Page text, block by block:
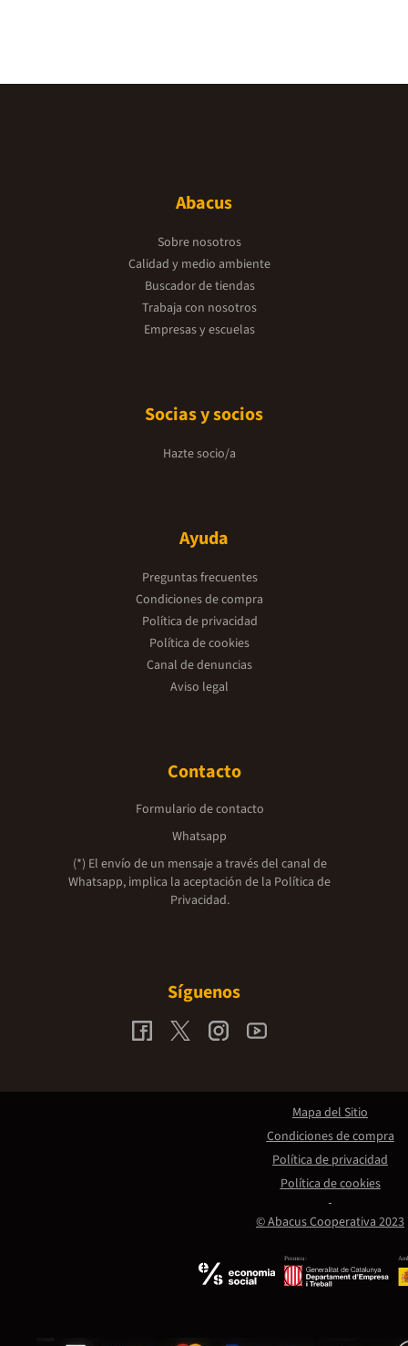
Abacus
Sobre nosotros
Calidad y medio ambiente
Buscador de tiendas
Trabaja con nosotros
Empresas y escuelas
Socias y socios
Hazte socio/a
Ayuda
Preguntas frecuentes
Condiciones de compra
Política de privacidad
Política de cookies
Canal de denuncias
Aviso legal
Contacto
Formulario de contacto
Whatsapp
(*) El envío de un mensaje a través del canal de
Whatsapp, implica la aceptación de la Política de
Privacidad.
Síguenos
Promou:
© Abacus Cooperativa 2023
Mapa del Sitio
Condiciones de compra
Política de privacidad
Política de cookies